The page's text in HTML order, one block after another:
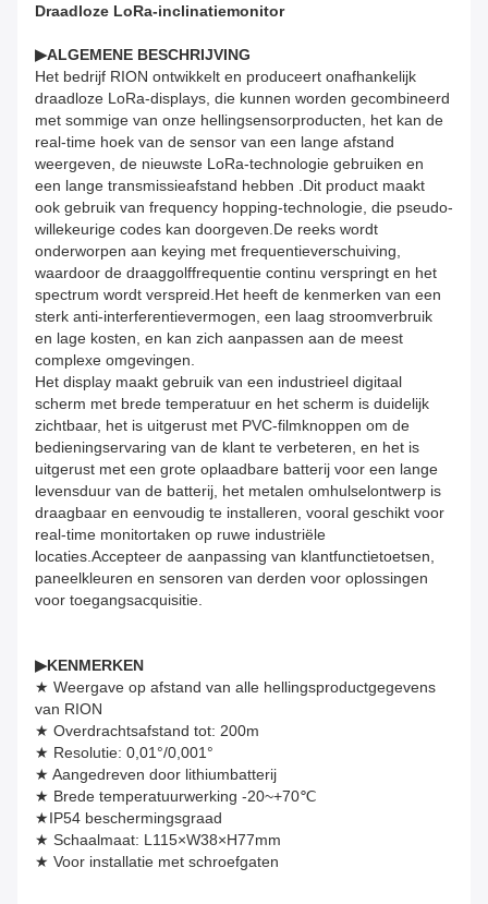
Draadloze LoRa-inclinatiemonitor
▶ALGEMENE BESCHRIJVING
Het bedrijf RION ontwikkelt en produceert onafhankelijk
draadloze LoRa-displays, die kunnen worden gecombineerd
met sommige van onze hellingsensorproducten, het kan de
real-time hoek van de sensor van een lange afstand
weergeven, de nieuwste LoRa-technologie gebruiken en
een lange transmissieafstand hebben .Dit product maakt
ook gebruik van frequency hopping-technologie, die pseudo-
willekeurige codes kan doorgeven.De reeks wordt
onderworpen aan keying met frequentieverschuiving,
waardoor de draaggolffrequentie continu verspringt en het
spectrum wordt verspreid.Het heeft de kenmerken van een
sterk anti-interferentievermogen, een laag stroomverbruik
en lage kosten, en kan zich aanpassen aan de meest
complexe omgevingen.
Het display maakt gebruik van een industrieel digitaal
scherm met brede temperatuur en het scherm is duidelijk
zichtbaar, het is uitgerust met PVC-filmknoppen om de
bedieningservaring van de klant te verbeteren, en het is
uitgerust met een grote oplaadbare batterij voor een lange
levensduur van de batterij, het metalen omhulselontwerp is
draagbaar en eenvoudig te installeren, vooral geschikt voor
real-time monitortaken op ruwe industriële
locaties.Accepteer de aanpassing van klantfunctietoetsen,
paneelkleuren en sensoren van derden voor oplossingen
voor toegangsacquisitie.
▶KENMERKEN
★ Weergave op afstand van alle hellingsproductgegevens
van RION
★ Overdrachtsafstand tot: 200m
★ Resolutie: 0,01°/0,001°
★ Aangedreven door lithiumbatterij
★ Brede temperatuurwerking -20~+70℃
★IP54 beschermingsgraad
★ Schaalmaat: L115×W38×H77mm
★ Voor installatie met schroefgaten